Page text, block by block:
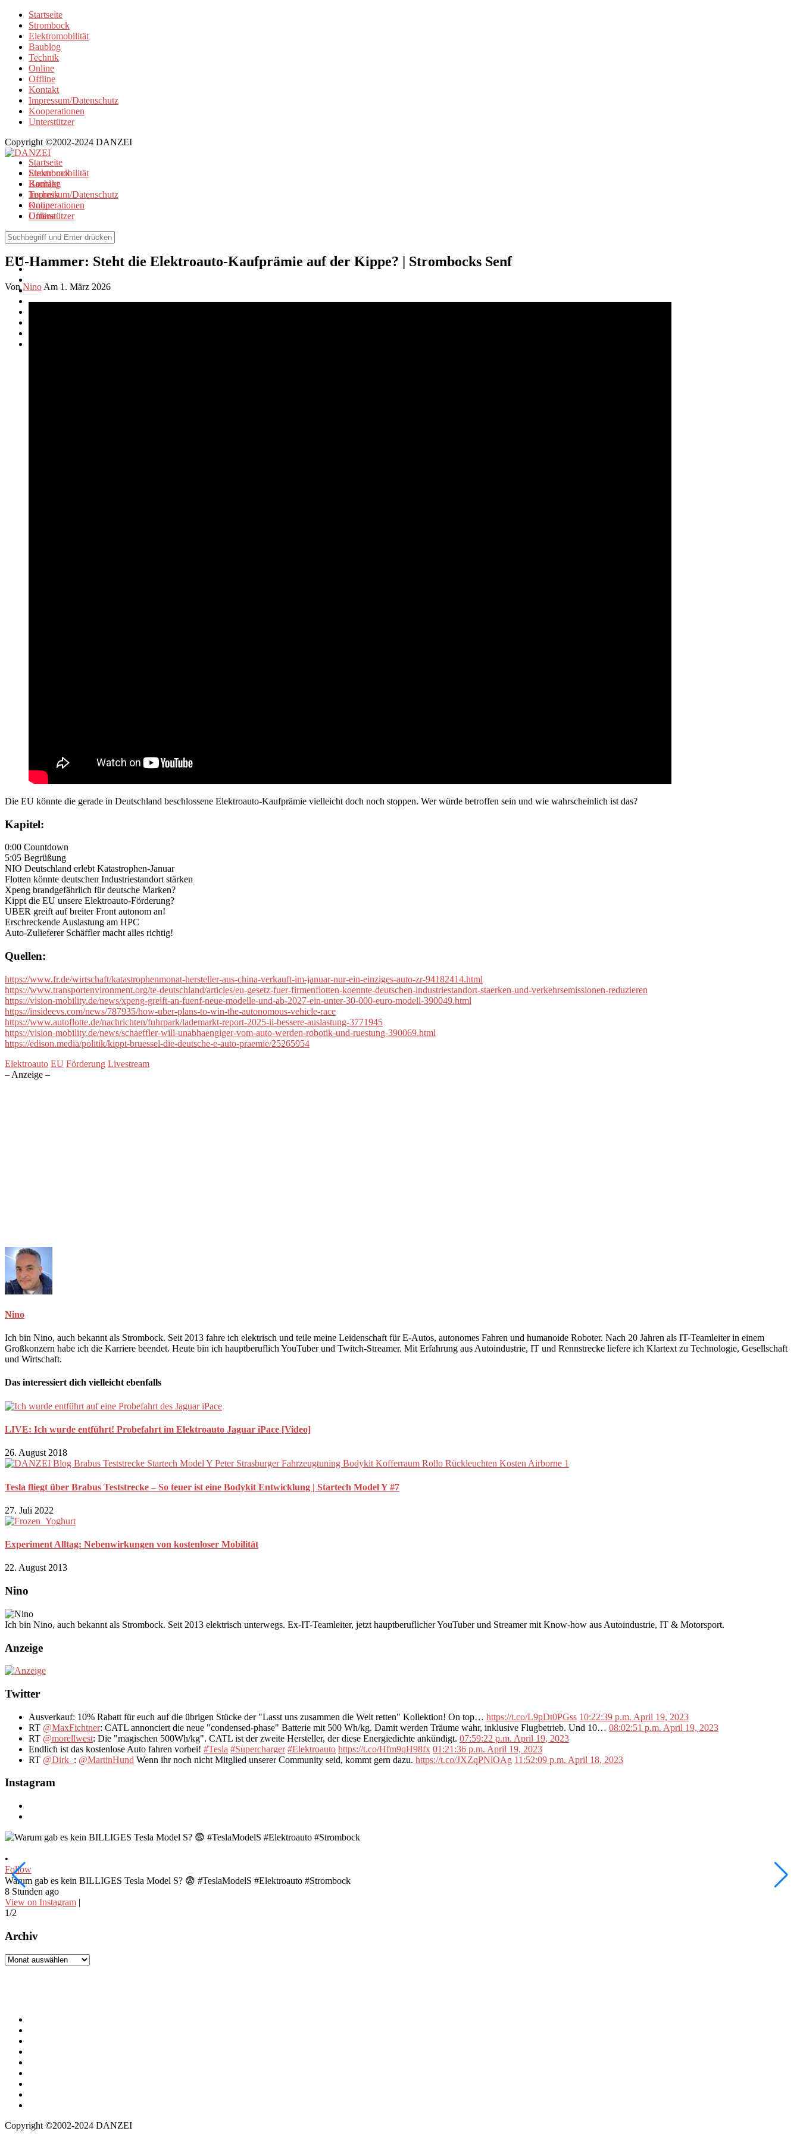
Startseite
Strombock
Elektromobilität
Baublog
Technik
Online
Offline
Kontakt
Impressum/Datenschutz
Kooperationen
Unterstützer
Copyright ©2002-2024 DANZEI
Startseite
Strombock
Kontakt
Impressum/Datenschutz
Kooperationen
Unterstützer
Elektromobilität
Baublog
Technik
Online
Offline
Elektromobilität
EU-Hammer: Steht die Elektroauto-Kaufprämie auf der Kippe? | Strombocks Senf
Von Nino Am 1. März 2026
Die EU könnte die gerade in Deutschland beschlossene Elektroauto-Kaufprämie vielleicht doch noch stoppen. Wer würde betroffen sein und wie wahrscheinlich ist das?
Kapitel:
0:00 Countdown
5:05 Begrüßung
NIO Deutschland erlebt Katastrophen-Januar
Flotten könnte deutschen Industriestandort stärken
Xpeng brandgefährlich für deutsche Marken?
Kippt die EU unsere Elektroauto-Förderung?
UBER greift auf breiter Front autonom an!
Erschreckende Auslastung am HPC
Auto-Zulieferer Schäffler macht alles richtig!
Quellen:
https://www.fr.de/wirtschaft/katastrophenmonat-hersteller-aus-china-verkauft-im-januar-nur-ein-einziges-auto-zr-94182414.html
https://www.transportenvironment.org/te-deutschland/articles/eu-gesetz-fuer-firmenflotten-koennte-deutschen-industriestandort-staerken-und-verkehrsemissionen-reduzieren
https://vision-mobility.de/news/xpeng-greift-an-fuenf-neue-modelle-und-ab-2027-ein-unter-30-000-euro-modell-390049.html
https://insideevs.com/news/787935/how-uber-plans-to-win-the-autonomous-vehicle-race
https://www.autoflotte.de/nachrichten/fuhrpark/lademarkt-report-2025-ii-bessere-auslastung-3771945
https://vision-mobility.de/news/schaeffler-will-unabhaengiger-vom-auto-werden-robotik-und-ruestung-390069.html
https://edison.media/politik/kippt-bruessel-die-deutsche-e-auto-praemie/25265954
Elektroauto EU Förderung Livestream
– Anzeige –
Nino
Ich bin Nino, auch bekannt als Strombock. Seit 2013 fahre ich elektrisch und teile meine Leidenschaft für E-Autos, autonomes Fahren und humanoide Roboter. Nach 20 Jahren als IT-Teamleiter in einem
Großkonzern habe ich die Karriere beendet. Heute bin ich hauptberuflich YouTuber und Twitch-Streamer. Mit Erfahrung aus Autoindustrie, IT und Rennstrecke liefere ich Klartext zu Technologie, Gesellschaft
und Wirtschaft.
Das interessiert dich vielleicht ebenfalls
LIVE: Ich wurde entführt! Probefahrt im Elektroauto Jaguar iPace [Video]
26. August 2018
Tesla fliegt über Brabus Teststrecke – So teuer ist eine Bodykit Entwicklung | Startech Model Y #7
27. Juli 2022
Experiment Alltag: Nebenwirkungen von kostenloser Mobilität
22. August 2013
Nino
Ich bin Nino, auch bekannt als Strombock. Seit 2013 elektrisch unterwegs. Ex-IT-Teamleiter, jetzt hauptberuflicher YouTuber und Streamer mit Know-how aus Autoindustrie, IT & Motorsport.
Anzeige
Twitter
Ausverkauf: 10% Rabatt für euch auf die übrigen Stücke der "Lasst uns zusammen die Welt retten" Kollektion! On top… https://t.co/L9pDt0PGss 10:22:39 p.m. April 19, 2023
RT @MaxFichtner: CATL annonciert die neue "condensed-phase" Batterie mit 500 Wh/kg. Damit werden Träume wahr, inklusive Flugbetrieb. Und 10… 08:02:51 p.m. April 19, 2023
RT @morellwest: Die "magischen 500Wh/kg". CATL ist der zweite Hersteller, der diese Energiedichte ankündigt. 07:59:22 p.m. April 19, 2023
Endlich ist das kostenlose Auto fahren vorbei! #Tesla #Supercharger #Elektroauto https://t.co/Hfm9qH98fx 01:21:36 p.m. April 19, 2023
RT @Dirk_ : @MartinHund Wenn ihr noch nicht Mitglied unserer Community seid, kommt gern dazu. https://t.co/JXZqPNlOAg 11:52:09 p.m. April 18, 2023
Instagram
•
Follow
Warum gab es kein BILLIGES Tesla Model S? 😨 #TeslaModelS #Elektroauto #Strombock
8 Stunden ago
View on Instagram |
1/2
Archiv
Archiv
Copyright ©2002-2024 DANZEI